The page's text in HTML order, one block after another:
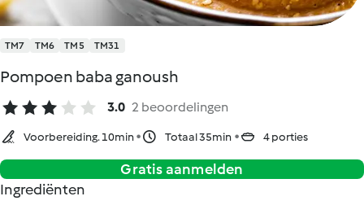
TM7 TM6 TM5 TM31
Pompoen baba ganoush
3.0 2 beoordelingen
Voorbereiding. 10min Totaal 35min 4 porties
Gratis aanmelden
Ingrediënten